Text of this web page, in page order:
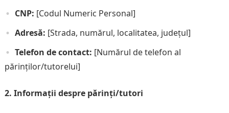
CNP: [Codul Numeric Personal]
Adresă: [Strada, numărul, localitatea, județul]
Telefon de contact: [Numărul de telefon al
părinților/tutorelui]
2. Informații despre părinți/tutori